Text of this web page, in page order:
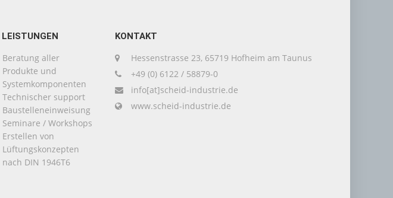
LEISTUNGEN
Beratung aller
Produkte und
Systemkomponenten
Technischer support
Baustelleneinweisung
Seminare / Workshops
Erstellen von
Lüftungskonzepten
nach DIN 1946T6
KONTAKT
Hessenstrasse 23, 65719 Hofheim am Taunus
+49 (0) 6122 / 58879-0
info[at]scheid-industrie.de
www.scheid-industrie.de